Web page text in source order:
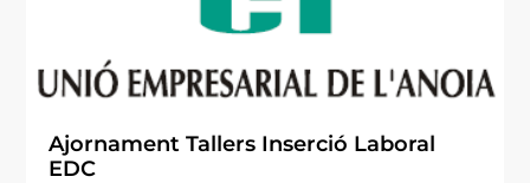
Ajornament Tallers Inserció Laboral
EDC